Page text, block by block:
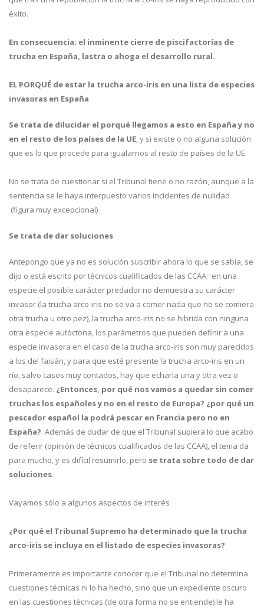
éxito.
En consecuencia: el inminente cierre de piscifactorías de
trucha en España, lastra o ahoga el desarrollo rural.
EL PORQUÉ de estar la trucha arco-iris en una lista de especies
invasoras en España
Se trata de dilucidar el porqué llegamos a esto en España y no
en el resto de los países de la UE, y si existe o no alguna solución
que es lo que procede para igualarnos al resto de países de la UE
No se trata de cuestionar si el Tribunal tiene o no razón, aunque a la
sentencia se le haya interpuesto varios incidentes de nulidad
(figura muy excepcional)
Se trata de dar soluciones
Antepongo que ya no es solución suscribir ahora lo que se sabía, se
dijo o está escrito por técnicos cualificados de las CCAA: en una
especie el posible carácter predador no demuestra su carácter
invasor (la trucha arco-iris no se va a comer nada que no se comiera
otra trucha u otro pez), la trucha arco-iris no se hibrida con ninguna
otra especie autóctona, los parámetros que pueden definir a una
especie invasora en el caso de la trucha arco-iris son muy parecidos
a los del faisán, y para que esté presente la trucha arco-iris en un
río, salvo casos muy contados, hay que echarla una y otra vez o
desaparece. ¿Entonces, por qué nos vamos a quedar sin comer
truchas los españoles y no en el resto de Europa? ¿por qué un
pescador español la podrá pescar en Francia pero no en
España?. Además de dudar de que el Tribunal supiera lo que acabo
de referir (opinión de técnicos cualificados de las CCAA), el tema da
para mucho, y es difícil resumirlo, pero se trata sobre todo de dar
soluciones.
Vayamos sólo a algunos aspectos de interés
¿Por qué el Tribunal Supremo ha determinado que la trucha
arco-iris se incluya en el listado de especies invasoras?
Primeramente es importante conocer que el Tribunal no determina
cuestiones técnicas ni lo ha hecho, sino que un expediente oscuro
en las cuestiones técnicas (de otra forma no se entiende) le ha